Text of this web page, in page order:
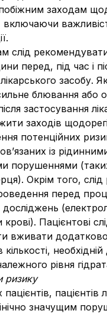
заходам
включаючи
слід
перед, під час і
засобу.
блювання або
застосування
заходів
потенційних
із
порушеннями
Окрім того, слід
перед
Пацієнтові
вживати
необхідній
рівня
ризику
пацієнтів
значущим